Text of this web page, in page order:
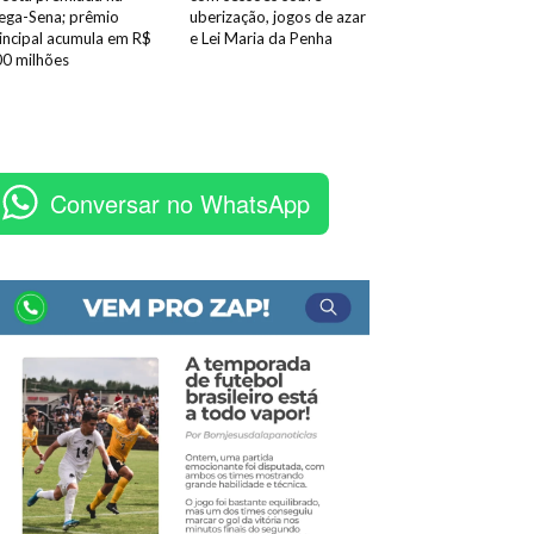
Sena; prêmio
acumula em R$
milhões
uberização, jogos de azar
e Lei Maria da Penha
Conversar no WhatsApp